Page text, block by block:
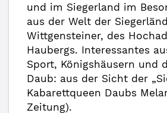
und im Siegerland im
aus der Welt der
Wittgensteiner, des
Haubergs. Interessantes
Sport, Königshäusern und
Daub: aus der Sicht der
Kabarettqueen Daubs
Zeitung).